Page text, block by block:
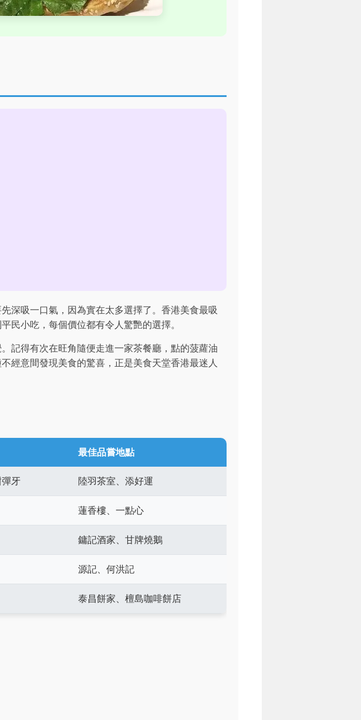
深吸一口氣，因為實在太多選擇了。香港美食最吸
民小吃，每個價位都有令人驚艷的選擇。
記得有次在旺角隨便走進一家茶餐廳，點的菠蘿油
經意間發現美食的驚喜，正是美食天堂香港最迷人
最佳品嘗地點
牙 陸羽茶室、添好運
蓮香樓、一點心
鏞記酒家、甘牌燒鵝
源記、何洪記
泰昌餅家、檀島咖啡餅店